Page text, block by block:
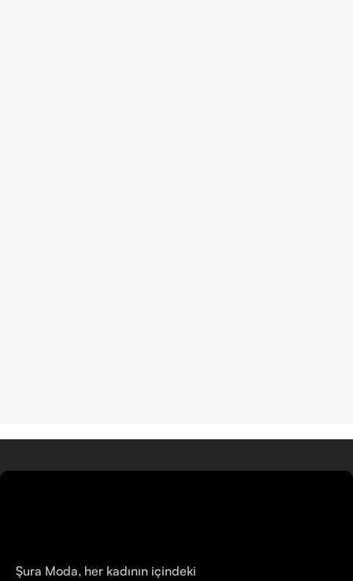
Şura Moda, her kadının içindeki